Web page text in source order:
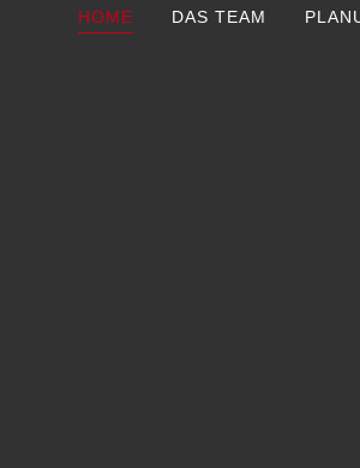
HOME DAS TEAM